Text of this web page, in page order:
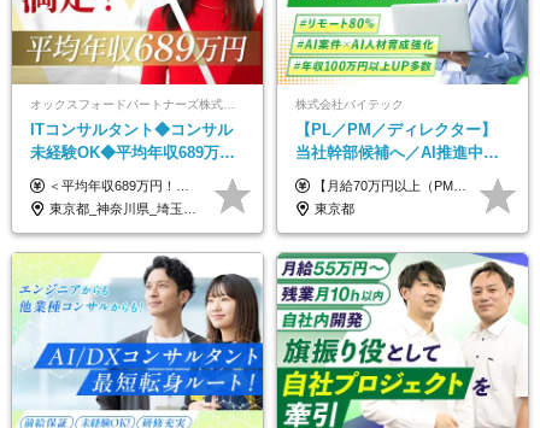
オックスフォードパートナーズ株式会社
ITコンサルタント◆コンサル
未経験OK◆平均年収689万円
◆業界屈指の営業力でサポー
ト◆フルリモート可
＜平均年収689万円！！＞ ☆前給保証以上☆案件待機期間も給与保証あり☆ 月給40万円～150万円（固定残業代含む） ※経験や能力を考慮し決定します ※試用期間6ヶ月あり。条件や待遇に差異はありません ※上記には固定残業代（30時間分／7万6000円～）が含まれています。 ※超過分は時間外手当を別途支給。 【実際の給与例】 野原さん（35歳）※前職年収480万円 （Java／C#エンジニア ⇒ 業務系システム開発 ⇒ 要件定義・業務分析 ⇒ ITコンサル案件へ参画） ▼620万円（入社初年度） ・Web系業務システム開発（Java、C#） ・ 顧客折衝や開発チームとの調整 ・ 既存システムの改修・機能追加案件に従事 ▼780万円（入社2年目） ・ 金融機関向け業務系システムの要件定義・設計補助 ・ 開発チームと連携した業務分析・課題整理 ・小規模PMO支援案件への参画 ▼1,090万円（入社3年目） ・ 大手企業向けIT戦略・業務改革プロジェクトに参画 ・コンサルタントとして要件定義・業務改善提案・ベンダー調整を担当 ・ PMO／部分的PM業務も兼務し、上流工程での裁量を拡大
東京都_神奈川県_埼玉県_千葉県_大阪府_愛知県_北海道_青森県_岩手県_宮城県_秋田県_山形県_福島県_茨城県_栃木県_群馬県_新潟県_山梨県_長野県_富山県_石川県_福井県_静岡県_岐阜県_三重県_兵庫県_京都府_滋賀県_奈良県_和歌山県_広島県_岡山県_鳥取県_島根県_山口県_徳島県_香川県_愛媛県_高知県_福岡県_熊本県_佐賀県_長崎県_大分県_宮崎県_鹿児島県_沖縄県
株式会社バイテック
【PL／PM／ディレクター】
当社幹部候補へ／AI推進中！
目指せるAI人材／年収800万円
以上可／リモート80％
【月給70万円以上（PM）／想定年収840万円以上】 ★詳しくは下記をご参照ください！ ■SE/PL/テスト計画以降などの上流フェーズ 月給53万円以上 ※想定年収636万円以上 ■PM/ディレクター（管理職・幹部候補） 月給70万円以上 ※想定年収840万円以上 ※単価の変動により給与も随時更新（完全単価連動型） ※育成枠については個人の経験・能力を考慮し決定 ※超過勤務については別途残業手当を支給 【固定残業代について】 なし（残業代は、実際の労働時間に応じて別途全額支給）
東京都